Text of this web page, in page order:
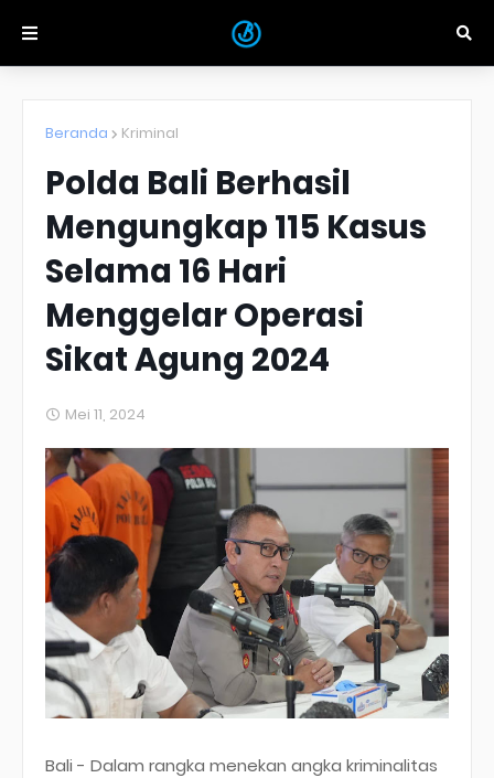
Beranda Kriminal
Polda Bali Berhasil
Mengungkap 115 Kasus
Selama 16 Hari
Menggelar Operasi
Sikat Agung 2024
Mei 11, 2024
Bali - Dalam rangka menekan angka kriminalitas